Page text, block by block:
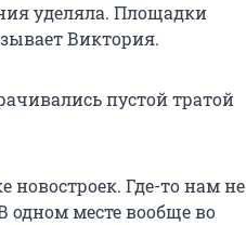
уделяла. Площадки
Виктория.
пустой тратой
Где-то нам не
одном месте вообще во